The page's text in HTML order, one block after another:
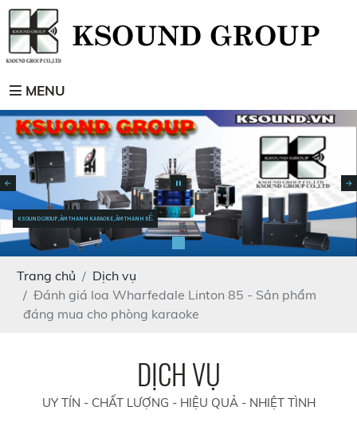
MENU
KSOUND GROUP, ÂM THANH KARAOKE, ÂM THANH RẺ
Trang chủ
Dịch vụ
Đánh giá loa Wharfedale Linton 85 - Sản phẩm
đáng mua cho phòng karaoke
DỊCH VỤ
UY TÍN - CHẤT LƯỢNG - HIỆU QUẢ - NHIỆT TÌNH